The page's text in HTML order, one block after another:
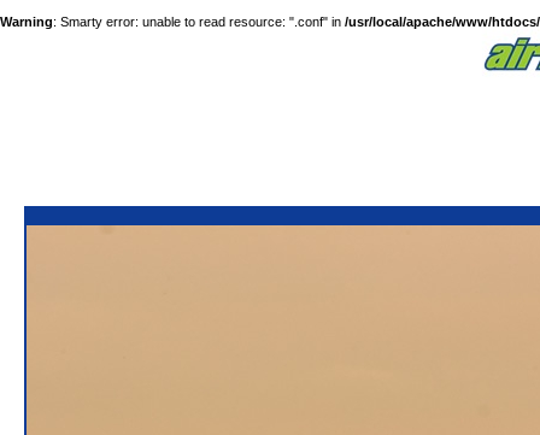
Warning: Smarty error: unable to read resource: ".conf" in /usr/local/apache/www/